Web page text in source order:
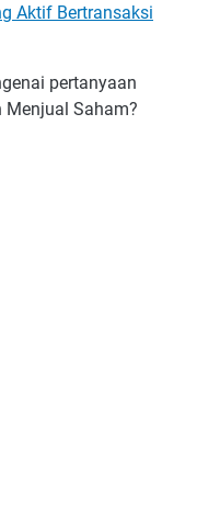
Aktif Bertransaksi
pertanyaan
Menjual Saham?